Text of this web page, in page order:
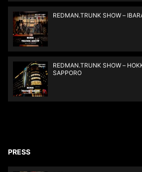
REDMAN.TRUNK SHOW –
REDMAN.TRUNK SHOW –
SAPPORO
PRESS